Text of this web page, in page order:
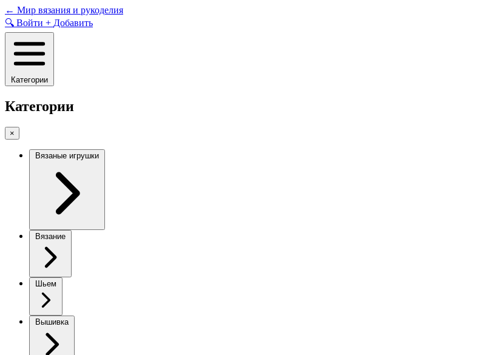
Skip
to
content
← Мир вязания и рукоделия
🔍 Войти + Добавить
Категории
Категории
×
Вязаные игрушки
Вязание
Шьем
Вышивка